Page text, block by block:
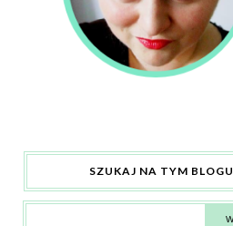
SZUKAJ NA TYM BLOGU